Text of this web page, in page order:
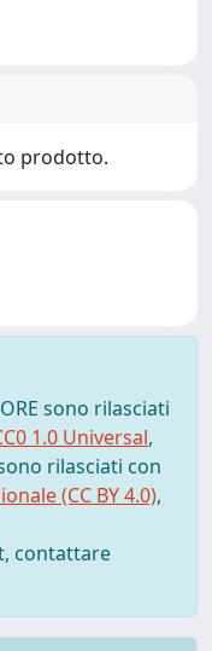
prodotto.
sono rilasciati
1.0 Universal,
rilasciati con
(CC BY 4.0),
contattare